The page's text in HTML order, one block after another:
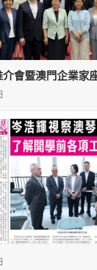
介會暨澳門企業家